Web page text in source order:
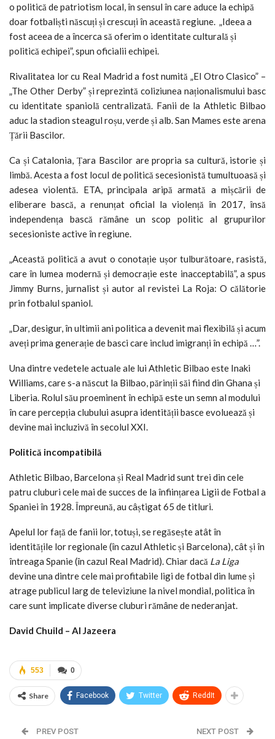
o politică de patriotism local, în sensul în care aduce la echipă
doar fotbaliști născuți și crescuți în această regiune. „Ideea a
fost aceea de a încerca să oferim o identitate culturală și
politică echipei”, spun oficialii echipei.
Rivalitatea lor cu Real Madrid a fost numită „El Otro Clasico” –
„The Other Derby” și reprezintă coliziunea naționalismului basc
cu identitate spaniolă centralizată. Fanii de la Athletic Bilbao
aduc la stadion steagul roșu, verde și alb. San Mames este arena
Țării Bascilor.
Ca și Catalonia, Țara Bascilor are propria sa cultură, istorie și
limbă.Acesta a fost locul de politică secesionistă tumultuoasă și
adesea violentă. ETA, principala aripă armată a mișcării de
eliberare bască, a renunțat oficial la violență în 2017, însă
independența bască rămâne un scop politic al grupurilor
secesioniste active în regiune.
„Această politică a avut o conotație ușor tulburătoare, rasistă,
care în lumea modernă și democrație este inacceptabilă”, a spus
Jimmy Burns, jurnalist și autor al revistei La Roja: O călătorie
prin fotbalul spaniol.
„Dar, desigur, în ultimii ani politica a devenit mai flexibilă și acum
aveți prima generație de basci care includ imigranți în echipă …”.
Una dintre vedetele actuale ale lui Athletic Bilbao este Inaki
Williams, care s-a născut la Bilbao, părinții săi fiind din Ghana și
Liberia. Rolul său proeminent în echipă este un semn al modului
în care percepția clubului asupra identității basce evoluează și
devine mai incluzivă în secolul XXI.
Politică incompatibilă
Athletic Bilbao, Barcelona și Real Madrid sunt trei din cele
patru cluburi cele mai de succes de la înființarea Ligii de Fotbal a
Spaniei în 1928. Împreună, au câștigat 65 de titluri.
Apelul lor față de fanii lor, totuși, se regăsește atât în
identitățile lor regionale (în cazul Athletic și Barcelona), cât și în
întreaga Spanie (în cazul Real Madrid).Chiar dacă La Liga
devine una dintre cele mai profitabile ligi de fotbal din lume și
atrage publicul larg de televiziune la nivel mondial, politica în
care sunt implicate diverse cluburi rămâne de nederanjat.
David Chuild – Al Jazeera
0
553
Share Facebook Twitter ReddIt
PREV POST NEXT POST